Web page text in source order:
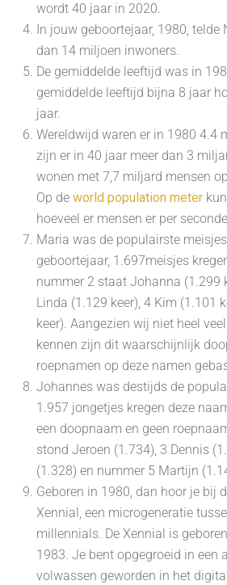
wordt 40 jaar in 2020.
In jouw geboortejaar, 1980, telde
dan 14 miljoen inwoners.
De gemiddelde leeftijd was in
gemiddelde leeftijd bijna 8 jaar
jaar.
Wereldwijd waren er in 1980 4.4
zijn er in 40 jaar meer dan 3
wonen met 7,7 miljard mensen
Op de world population meter
hoeveel er mensen er per
Maria was de populairste
geboortejaar, 1.697meisjes
nummer 2 staat Johanna (1.299
Linda (1.129 keer), 4 Kim (1.101
keer). Aangezien wij niet heel
kennen zijn dit waarschijnlijk
roepnamen op deze namen
Johannes was destijds de
1.957 jongetjes kregen deze
een doopnaam en geen
stond Jeroen (1.734), 3 Dennis
(1.328) en nummer 5 Martijn
Geboren in 1980, dan hoor je bij
Xennial, een microgeneratie
millennials. De Xennial is
1983. Je bent opgegroeid in een
volwassen geworden in het